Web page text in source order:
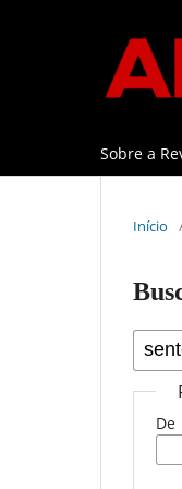
Sobre a
Início
De